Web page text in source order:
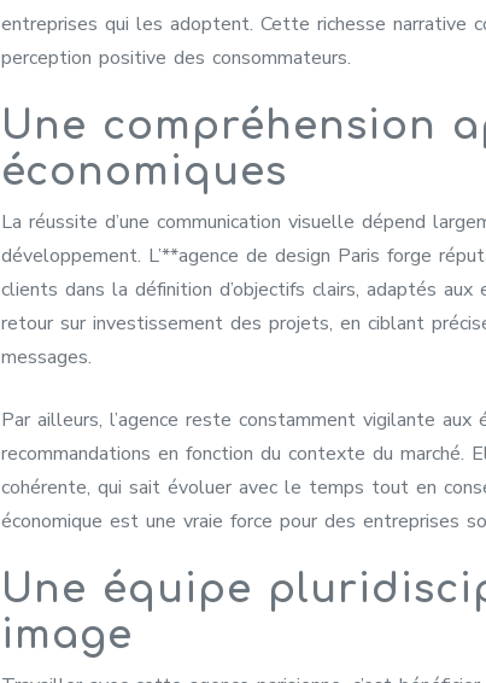
entreprises qui les adoptent. Cette richesse
perception positive des consommateurs.
Une compréhension
économiques
La réussite d’une communication visuelle dépend
développement. L’**agence de design Paris forge
clients dans la définition d’objectifs clairs, adaptés
retour sur investissement des projets, en ciblant
messages.
Par ailleurs, l’agence reste constamment vigilante
recommandations en fonction du contexte du marché.
cohérente, qui sait évoluer avec le temps tout en
économique est une vraie force pour des entreprises
Une équipe
image